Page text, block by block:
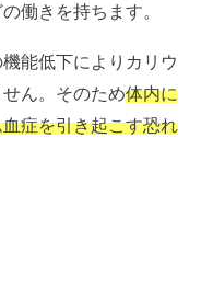
働きを持ちます。
能低下によりカリウ
ん。そのため体内に
症を引き起こす恐れ